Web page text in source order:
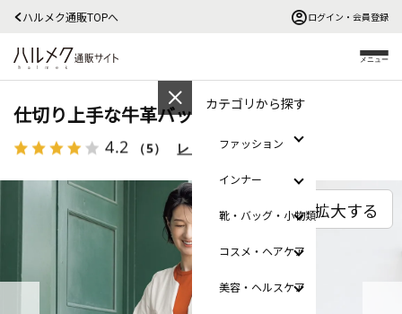
ハルメク通販TOPへ ログイン・会員登録
メニュー
カテゴリから探す
ファッション
インナー
靴・バッグ・小物類
コスメ・ヘアケア
美容・ヘルスケア
仕切り上手な牛革バッグ
4.2 （5） レビューを見る
拡大する